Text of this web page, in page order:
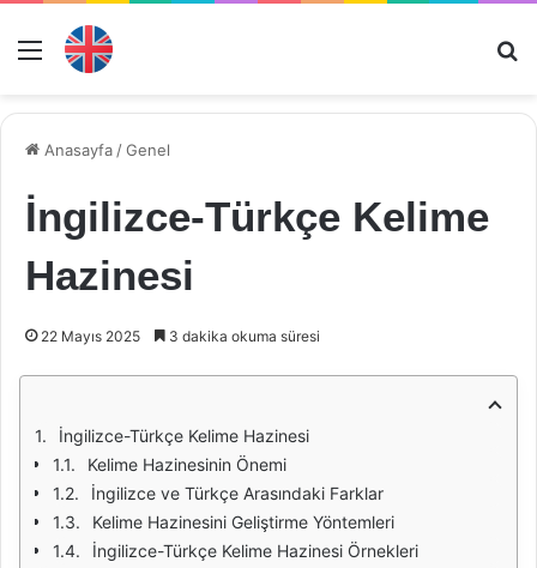
Menü
Anasayfa /Genel
İngilizce-Türkçe Kelime
Hazinesi
22 Mayıs 2025 3 dakika okuma süresi
İngilizce-Türkçe Kelime Hazinesi
Kelime Hazinesinin Önemi
İngilizce ve Türkçe Arasındaki Farklar
Kelime Hazinesini Geliştirme Yöntemleri
İngilizce-Türkçe Kelime Hazinesi Örnekleri